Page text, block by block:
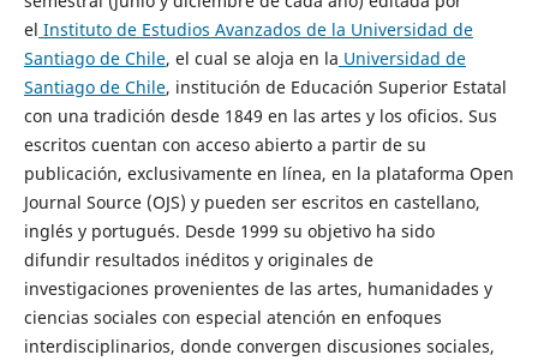
el Instituto de Estudios Avanzados de la Universidad de
Santiago de Chile, el cual se aloja en la Universidad de
Santiago de Chile, institución de Educación Superior Estatal
con una tradición desde 1849 en las artes y los oficios. Sus
escritos cuentan con acceso abierto a partir de su
publicación, exclusivamente en línea, en la plataforma Open
Journal Source (OJS) y pueden ser escritos en castellano,
inglés y portugués. Desde 1999 su objetivo ha sido
difundir resultados inéditos y originales de
investigaciones provenientes de las artes, humanidades y
ciencias sociales con especial atención en enfoques
interdisciplinarios, donde convergen discusiones sociales,